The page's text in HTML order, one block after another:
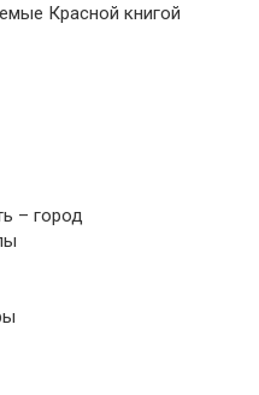
Красной книгой
– город